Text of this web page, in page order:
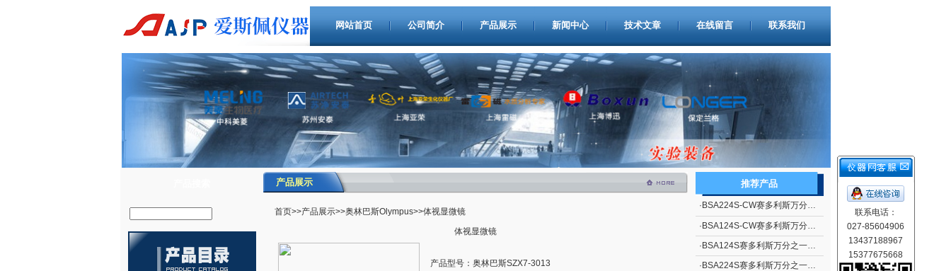
网站首页 公司简介 产品展示 新闻中心 技术文章 在线留言 联系我们
产品展示
首页>>产品展示>>奥林巴斯Olympus>>体视显微镜
体视显微镜
产品型号： 奥林巴斯SZX7-3013
推荐产品
· BSA224S-CW赛多利斯万分之一电子天平
· BSA124S-CW赛多利斯万分之一电子天平
· BSA124S赛多利斯万分之一电子天平
· BSA224S赛多利斯万分之一电子天平
联系电话：
027-85604906
13437188967
15377675668